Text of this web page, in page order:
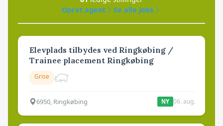
Opret agent
Se alle jobs
Elevplads tilbydes ved Ringkøbing /
Trainee placement Ringkøbing
Grise
6950, Ringkøbing NY 06. aug.